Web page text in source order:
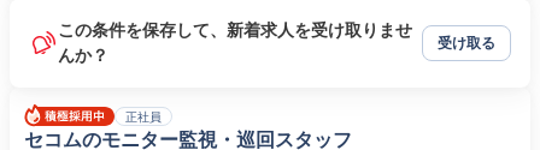
この条件を保存して、新着求人を受け取りませ
んか？
受け取る
正社員
セコムのモニター監視・巡回スタッフ